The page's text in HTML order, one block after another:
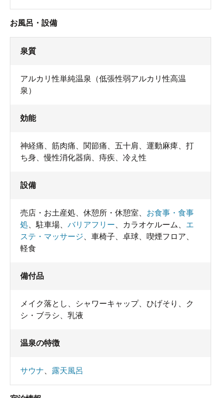
お風呂・設備
泉質
アルカリ性単純温泉（低張性弱アルカリ性高温
泉）
効能
神経痛、筋肉痛、関節痛、五十肩、運動麻痺、打
ち身、慢性消化器病、痔疾、冷え性
設備
売店・お土産処 休憩所・休憩室
お食事・食事
処
駐車場 バリアフリー カラオケルーム
エ
ステ・マッサージ
車椅子 卓球 喫煙フロア
軽食
備付品
メイク落とし シャワーキャップ、 ひげそり
ク
シ・ブラシ
乳液
温泉の特徴
サウナ 露天風呂